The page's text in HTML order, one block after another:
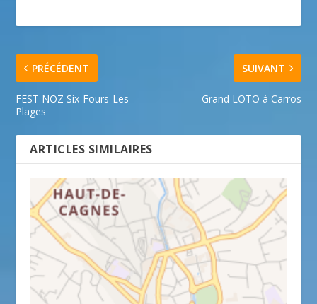
PRÉCÉDENT
FEST NOZ Six-Fours-Les-
Plages
SUIVANT
Grand LOTO à Carros
ARTICLES SIMILAIRES